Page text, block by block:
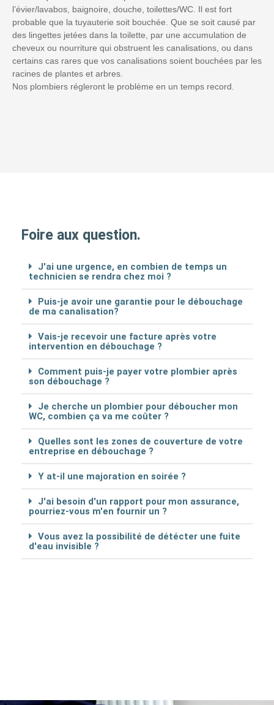
l’évier/lavabos, baignoire, douche, toilettes/WC. Il est fort
probable que la tuyauterie soit bouchée. Que se soit causé par
des lingettes jetées dans la toilette, par une accumulation de
cheveux ou nourriture qui obstruent les canalisations, ou dans
certains cas rares que vos canalisations soient bouchées par les
racines de plantes et arbres.
Nos plombiers régleront le problème en un temps record.
Foire aux question.
J'ai une urgence, en combien de temps un
technicien se rendra chez moi ?
Puis-je avoir une garantie pour le débouchage
de ma canalisation?
Vais-je recevoir une facture après votre
intervention en débouchage ?
Comment puis-je payer votre plombier après
son débouchage ?
Je cherche un plombier pour déboucher mon
WC, combien ça va me coûter ?
Quelles sont les zones de couverture de votre
entreprise en débouchage ?
Y at-il une majoration en soirée ?
J'ai besoin d'un rapport pour mon assurance,
pourriez-vous m'en fournir un ?
Vous avez la possibilité de détécter une fuite
d'eau invisible ?